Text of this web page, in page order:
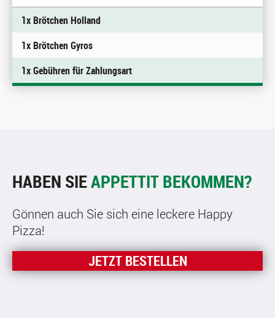
1x Brötchen Holland
1x Brötchen Gyros
1x Gebühren für Zahlungsart
HABEN SIEAPPETTIT BEKOMMEN?
Gönnen auch Sie sich eine leckere Happy
Pizza!
JETZT BESTELLEN